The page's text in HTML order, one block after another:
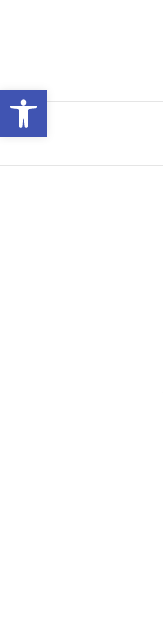
Deschide bara de unelte